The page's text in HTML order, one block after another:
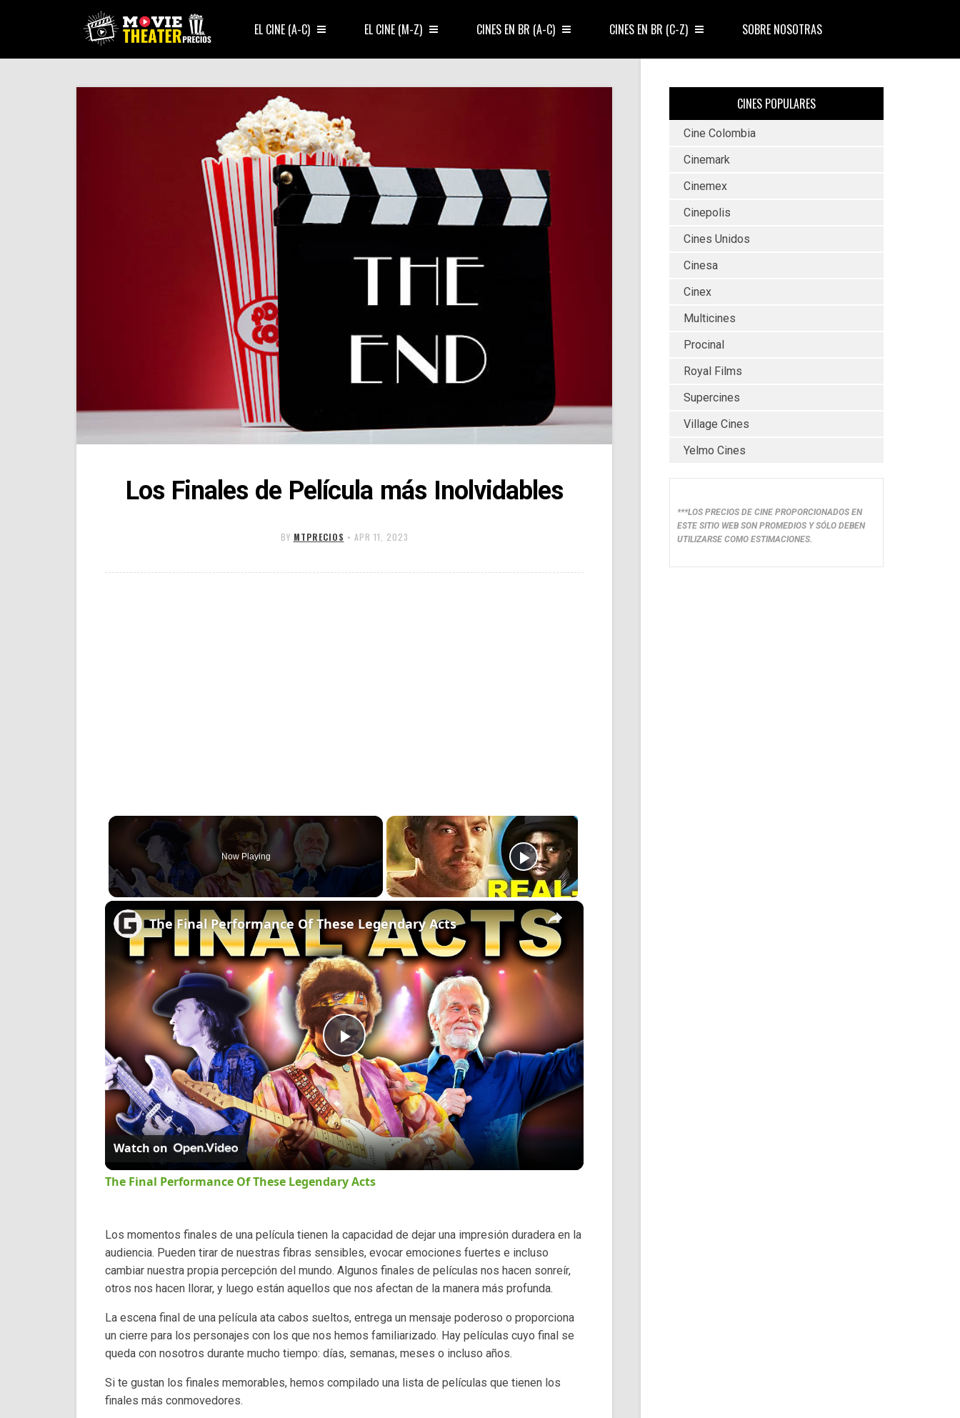
EL CINE (A-C) EL CINE (M-Z) CINES EN BR (A-C) CINES EN BR (C-Z) SOBRE NOSOTRAS
Los Finales de Película más Inolvidables
BY MTPRECIOS • APR 11, 2023
Now Playing
×
Play
Video
The Final Performance Of These Legendary Acts
Watch on
The Final Performance Of These Legendary Acts
Los momentos finales de una película tienen la capacidad de dejar una impresión duradera en la
audiencia. Pueden tirar de nuestras fibras sensibles, evocar emociones fuertes e incluso
cambiar nuestra propia percepción del mundo. Algunos finales de películas nos hacen sonreír,
otros nos hacen llorar, y luego están aquellos que nos afectan de la manera más profunda.
La escena final de una película ata cabos sueltos, entrega un mensaje poderoso o proporciona
un cierre para los personajes con los que nos hemos familiarizado. Hay películas cuyo final se
queda con nosotros durante mucho tiempo: días, semanas, meses o incluso años.
Si te gustan los finales memorables, hemos compilado una lista de películas que tienen los
finales más conmovedores.
CINES POPULARES
Cine Colombia
Cinemark
Cinemex
Cinepolis
Cines Unidos
Cinesa
Cinex
Multicines
Procinal
Royal Films
Supercines
Village Cines
Yelmo Cines
***LOS PRECIOS DE CINE PROPORCIONADOS EN
ESTE SITIO WEB SON PROMEDIOS Y SÓLO DEBEN
UTILIZARSE COMO ESTIMACIONES.